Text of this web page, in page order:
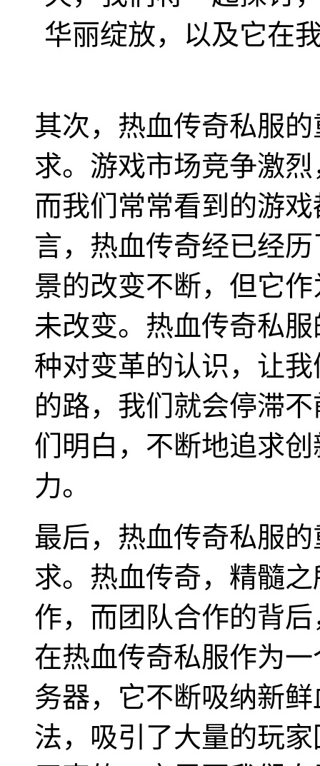
其次，热血传奇私服
求。游戏市场竞争激
而我们常常看到的游
言，热血传奇经已经
景的改变不断，但它
未改变。热血传奇私
种对变革的认识，让
的路，我们就会停滞
们明白，不断地追求
力。
最后，热血传奇私服
求。热血传奇，精髓
作，而团队合作的背
在热血传奇私服作为
务器，它不断吸纳新
法，吸引了大量的玩